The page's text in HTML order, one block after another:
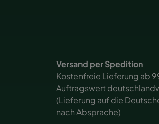
Versand per Spedition
Kostenfreie Lieferung ab
Auftragswert
(Lieferung auf die
nach Absprache)